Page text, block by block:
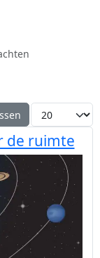
Toon #
de ruimte